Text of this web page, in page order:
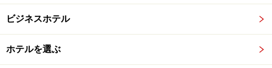
宣言」をするホテルも多くなっています。また、ホテル
の会員を対象として、一定の宿泊実績で1泊無料にした
でチェックアウトタイムを延長したりなどの優待や還元
ビジネスホテル
ホテルを選ぶ